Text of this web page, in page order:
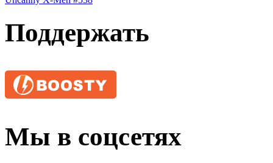
Поддержать
Мы в соцсетях